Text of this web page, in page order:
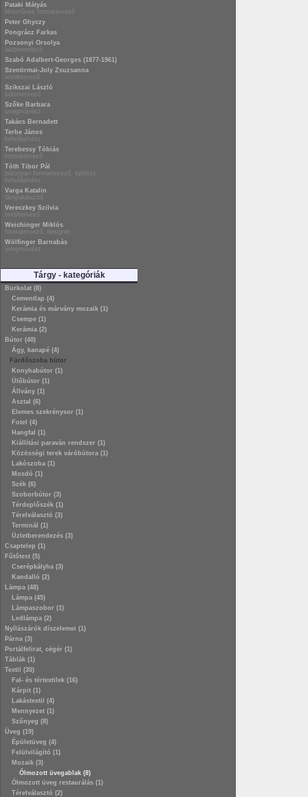
Pataki Mátyás
fémműves formatervező
Peter Ghyczy
Pongrácz Farkas
Pozsonyi Orsolya
lakberendező
Szabó Adalbert-Georges (1877-1961)
Szentirmai-Joly Zsuzsanna
textiltervező
Szikszai László
bútortervező
Szőke Barbara
üvegművész
Takács Bernadett
Terbe János
belsőépítész
Terebessy Tóbiás
formatervező
Tóth Tibor Pál
bútoripari formatervező, építész,
belsőépítész
Varga Katalin
lámpakészítő
Vereczkey Szilvia
textiltervező
Weichinger Miklós
formatervező, designer
Wölfinger Barnabás
üvegművész
Tárgy - kategóriák
Burkolat (8)
Cementlap (4)
Kerámia és márvány mozaik (1)
Csempe (1)
Kerámia (2)
Bútor (40)
Ágy, kanapé (4)
Fürdőszoba bútor
Konyhabútor (1)
Ülőbútor (1)
Állvány (1)
Asztal (6)
Elemes szekrénysor (1)
Fotel (4)
Hangfal (1)
Kiállítási paraván rendszer (1)
Közösségi terek váróbútora (1)
Lakószoba (1)
Mosdó (1)
Szék (6)
Szoborbútor (3)
Térdeplőszék (1)
Térelválasztó (3)
Terminál (1)
Üzletberendezés (3)
Csaptelep (1)
Fűtőtest (5)
Cserépkályha (3)
Kandalló (2)
Lámpa (48)
Lámpa (45)
Lámpaszobor (1)
Ledlámpa (2)
Nyílászárók díszelemei (1)
Párna (3)
Portálfelirat, cégér (1)
Táblák (1)
Textil (30)
Fal- és tértextilek (16)
Kárpit (1)
Lakástextil (4)
Mennyezet (1)
Szőnyeg (8)
Üveg (19)
Épületüveg (4)
Felülvilágító (1)
Mozaik (3)
Ólmozott üvegablak (8)
Ólmozott üveg restaurálás (1)
Térelválasztó (2)